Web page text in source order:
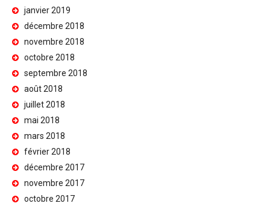
janvier 2019
décembre 2018
novembre 2018
octobre 2018
septembre 2018
août 2018
juillet 2018
mai 2018
mars 2018
février 2018
décembre 2017
novembre 2017
octobre 2017